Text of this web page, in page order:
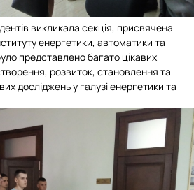
викликала секція, присвячена
енергетики, автоматики та
представлено багато цікавих
розвиток, становлення та
досліджень у галузі енергетики та